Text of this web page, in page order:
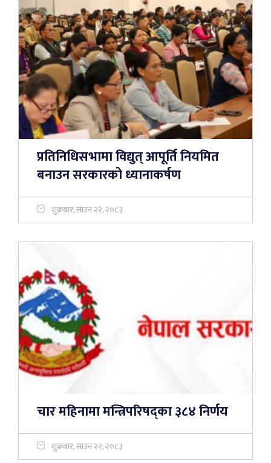
प्रतिनिधिसभामा विद्युत् आपूर्ति नियमित
बनाउन सरकारको ध्यानाकर्षण
शुक्रबार, साउन २२, २०८३
चार महिनामा मन्त्रिपरिषद्का ३८४ निर्णय
शुक्रबार, साउन २२, २०८३